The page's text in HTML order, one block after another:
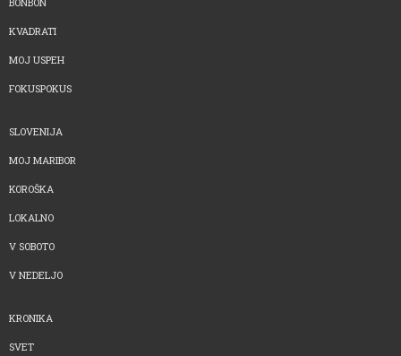
KVADRATI
MOJ USPEH
FOKUSPOKUS
SLOVENIJA
MOJ MARIBOR
KOROŠKA
LOKALNO
V SOBOTO
V NEDELJO
KRONIKA
SVET